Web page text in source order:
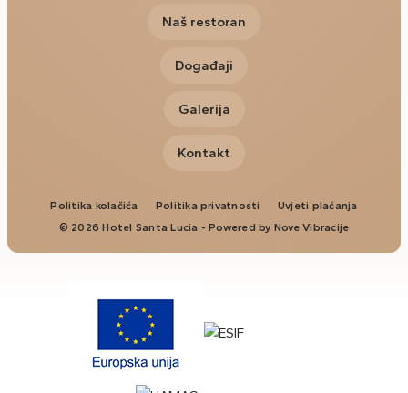
Naš restoran
Događaji
Galerija
Kontakt
Politika kolačića Politika privatnosti
Uvjeti plaćanja
© 2026 Hotel Santa Lucia - Powered by Nove Vibracije